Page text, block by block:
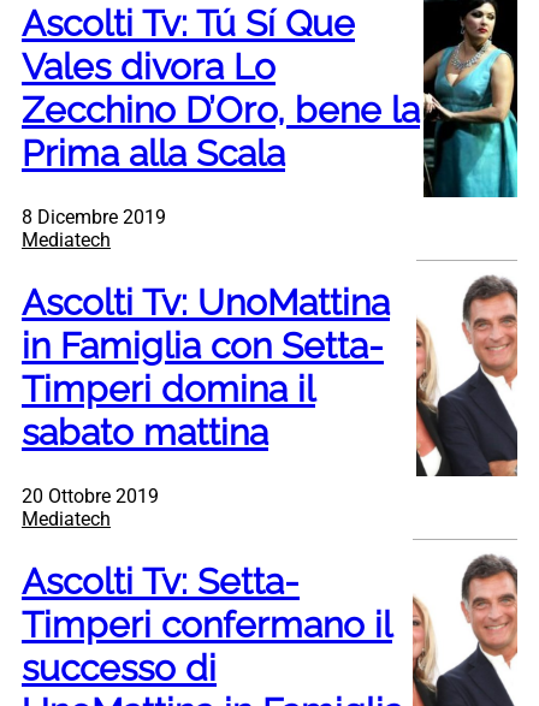
Ascolti Tv: Tú Sí Que
Vales divora Lo
Zecchino D’Oro, bene la
Prima alla Scala
8 Dicembre 2019
Mediatech
Ascolti Tv: UnoMattina
in Famiglia con Setta-
Timperi domina il
sabato mattina
20 Ottobre 2019
Mediatech
Ascolti Tv: Setta-
Timperi confermano il
successo di